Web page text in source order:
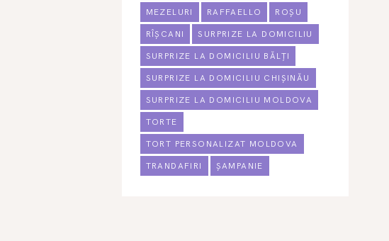
MEZELURI RAFFAELLO ROȘU
RÎȘCANI SURPRIZE LA DOMICILIU
SURPRIZE LA DOMICILIU BĂLȚI
SURPRIZE LA DOMICILIU CHIȘINĂU
SURPRIZE LA DOMICILIU MOLDOVA
TORTE
TORT PERSONALIZAT MOLDOVA
TRANDAFIRI ȘAMPANIE